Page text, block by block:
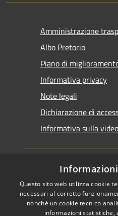
Amministrazione
Albo Pretorio
Piano di
Informativa privacy
Note legali
Dichiarazione di
Informativa sulla
RSS
Accessibilità
Questo sito web utilizza cookie
necessari al corretto
nonché un cookie tecnico
informazioni statistiche,